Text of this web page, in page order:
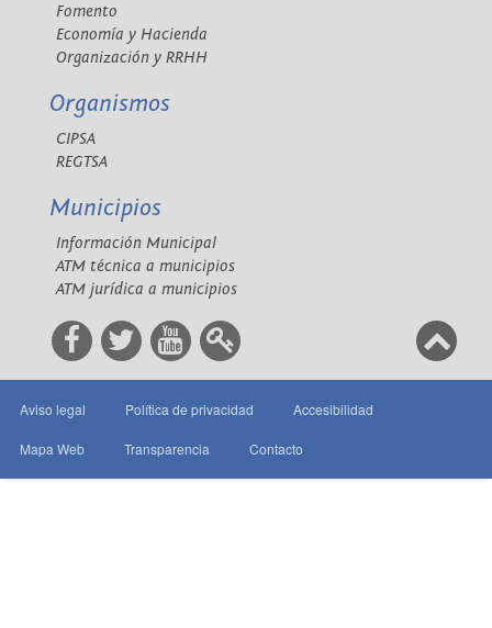
Fomento
Economía y Hacienda
Organización y RRHH
Organismos
CIPSA
REGTSA
Municipios
Información Municipal
ATM técnica a municipios
ATM jurídica a municipios
Aviso legal Política de privacidad Accesibilidad
Mapa Web Transparencia Contacto